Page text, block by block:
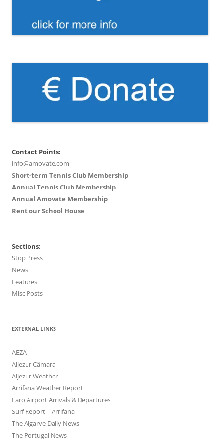
Contact Points:
info@amovate.com
Short-term Tennis Club Membership
Annual Tennis Club Membership
Annual Amovate Membership
Rent our School House
Sections:
Stop Press
News
Features
Misc Posts
EXTERNAL LINKS
AEZA
Aljezur Câmara
Aljezur Weather
Arrifana Weather Report
Faro Airport Arrivals & Departures
Surf Report – Arrifana
The Algarve Daily News
The Portugal News